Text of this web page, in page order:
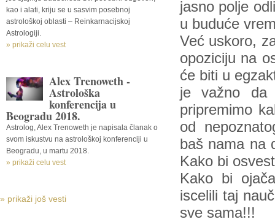
kao i alati, kriju se u sasvim posebnoj
astrološkoj oblasti – Reinkarnacijskoj
Astrologiji.
» prikaži celu vest
Alex Trenoweth -
Astrološka
konferencija u
Beogradu 2018.
Astrolog, Alex Trenoweth je napisala članak o
svom iskustvu na astrološkoj konferenciji u
Beogradu, u martu 2018.
» prikaži celu vest
» prikaži još vesti
jasno polje
u buduće
Već uskoro,
opoziciju na
će biti u
je važno da
pripremimo
od
baš nama na
Kako bi
Kako bi
iscelili taj
sve sama!!!